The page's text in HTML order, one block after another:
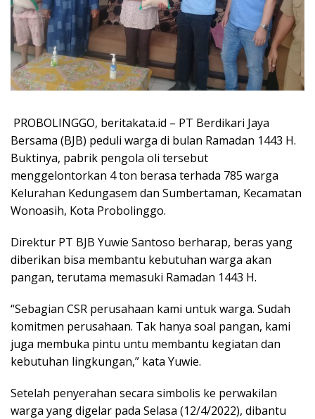
PROBOLINGGO, beritakata.id – PT Berdikari Jaya
Bersama (BJB) peduli warga di bulan Ramadan 1443 H.
Buktinya, pabrik pengola oli tersebut
menggelontorkan 4 ton berasa terhada 785 warga
Kelurahan Kedungasem dan Sumbertaman, Kecamatan
Wonoasih, Kota Probolinggo.
Direktur PT BJB Yuwie Santoso berharap, beras yang
diberikan bisa membantu kebutuhan warga akan
pangan, terutama memasuki Ramadan 1443 H.
“Sebagian CSR perusahaan kami untuk warga. Sudah
komitmen perusahaan. Tak hanya soal pangan, kami
juga membuka pintu untu membantu kegiatan dan
kebutuhan lingkungan,” kata Yuwie.
Setelah penyerahan secara simbolis ke perwakilan
warga yang digelar pada Selasa (12/4/2022), dibantu